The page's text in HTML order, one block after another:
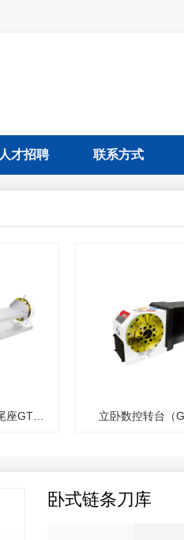
人才招聘 联系方式
立卧数控转台（GTR） -
卧式链条刀库